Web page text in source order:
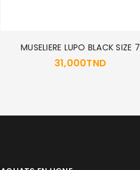
MUSELIERE LUPO BLACK SIZE 7
31,000TND